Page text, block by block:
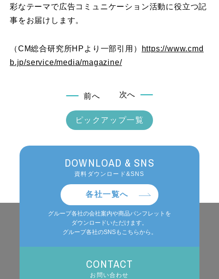
彩なテーマで広告コミュニケーション活動に役立つ記
事をお届けします。
（CM総合研究所HPより一部引用）
https://www.cmd
b.jp/service/media/magazine/
前へ
ピックアップ一覧
次へ
DOWNLOAD & SNS
資料ダウンロード&SNS
各社一覧へ
グループ各社の会社案内や商品パンフレットを
ダウンロードいただけます。
グループ各社のSNSもこちらから。
CONTACT
お問い合わせ